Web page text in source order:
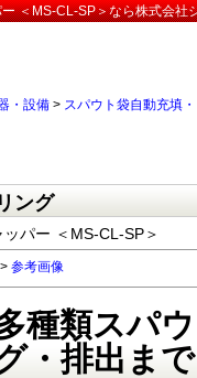
＜MS-CL-SP＞なら株式会社
・設備 > スパウト袋自動充填
ング
パー ＜MS-CL-SP＞
参考画像
種類スパ
・排出ま